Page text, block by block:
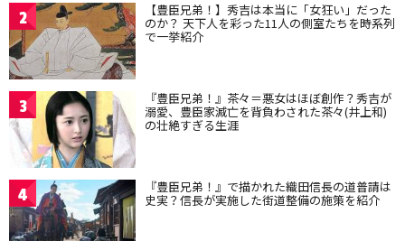
2 【豊臣兄弟！】秀吉は本当に「女狂い」だった
のか？ 天下人を彩った11人の側室たちを時系列
で一挙紹介
3 『豊臣兄弟！』茶々＝悪女はほぼ創作？秀吉が
溺愛、豊臣家滅亡を背負わされた茶々(井上和)
の壮絶すぎる生涯
4 『豊臣兄弟！』で描かれた織田信長の道普請は
史実？信長が実施した街道整備の施策を紹介